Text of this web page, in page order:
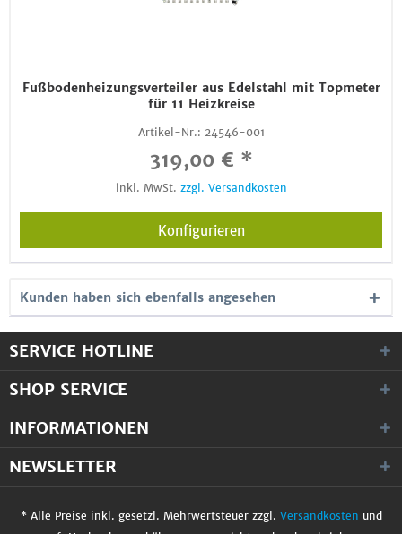
Fußbodenheizungsverteiler aus Edelstahl mit Topmeter
für 11 Heizkreise
Artikel-Nr.: 24546-001
319,00 € *
inkl. MwSt. zzgl. Versandkosten
Konfigurieren
Kunden haben sich ebenfalls angesehen
SERVICE HOTLINE
SHOP SERVICE
INFORMATIONEN
NEWSLETTER
* Alle Preise inkl. gesetzl. Mehrwertsteuer zzgl. Versandkosten und